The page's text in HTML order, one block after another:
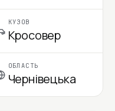
КУЗОВ
Кросовер
ОБЛАСТЬ
Чернівецька